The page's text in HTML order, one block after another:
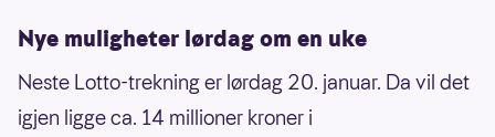
Nye muligheter lørdag om en uke
Neste Lotto-trekning er lørdag 20. januar. Da vil det
igjen ligge ca. 14 millioner kroner i